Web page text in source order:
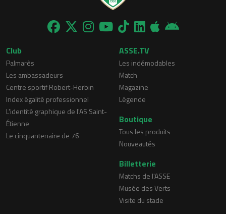
Club
Palmarès
Les ambassadeurs
Centre sportif Robert-Herbin
Index égalité professionnel
L'identité graphique de l'AS Saint-
Étienne
Le cinquantenaire de 76
ASSE.TV
Les indémodables
Match
Magazine
Légende
Boutique
Tous les produits
Nouveautés
Billetterie
Matchs de l'ASSE
Musée des Verts
Visite du stade